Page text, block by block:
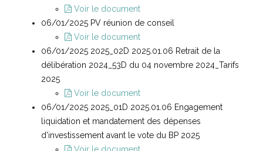
Voir le document
06/01/2025 PV réunion de conseil
Voir le document
06/01/2025 2025_02D 2025.01.06 Retrait de la
délibération 2024_53D du 04 novembre 2024_Tarifs
2025
Voir le document
06/01/2025 2025_01D 2025.01.06 Engagement
liquidation et mandatement des dépenses
d'investissement avant le vote du BP 2025